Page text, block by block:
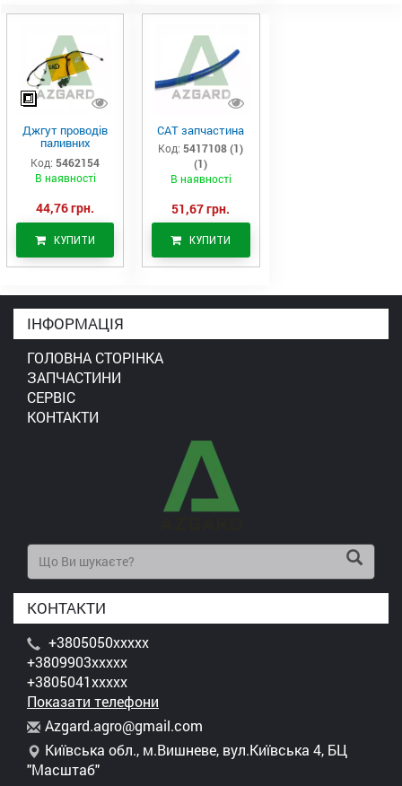
Джгут проводів
паливних
форсунок CAT
C7/C9 (546-2154)
Код: 5462154
В наявності
44,76 грн.
КУПИТИ
САТ запчастина
Код: 5417108 (1)
(1)
В наявності
51,67 грн.
КУПИТИ
ІНФОРМАЦІЯ
ГОЛОВНА СТОРІНКА
ЗАПЧАСТИНИ
СЕРВІС
КОНТАКТИ
КОНТАКТИ
+3805050xxxxx
+3809903xxxxx
+3805041xxxxx
Показати телефони
Azgard.agro@gmail.com
Київська обл., м.Вишневе, вул.Київська 4, БЦ
"Масштаб"